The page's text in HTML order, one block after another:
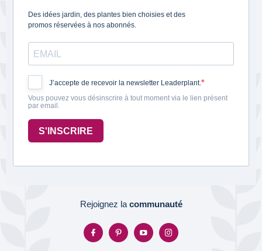
Des idées jardin, des plantes bien choisies et des
promos réservées à nos abonnés.
J’accepte de recevoir la newsletter Leaderplant.
Vous pouvez vous désinscrire à tout moment via le lien présent
par email.
S'INSCRIRE
Rejoignez la communauté